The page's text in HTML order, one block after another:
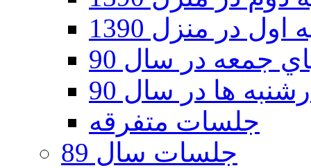
در منزل 1390
جمعه در سال 90
ها در سال 90
جلسات متفرقه
جلسات سال 89